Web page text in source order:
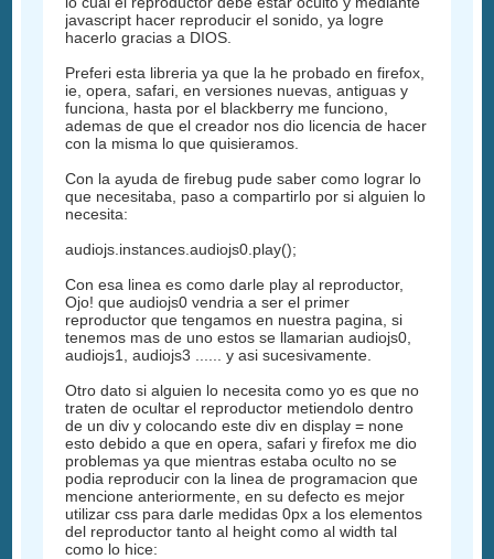
javascript hacer reproducir el sonido, ya logre
hacerlo gracias a DIOS.
Preferi esta libreria ya que la he probado en firefox,
ie, opera, safari, en versiones nuevas, antiguas y
funciona, hasta por el blackberry me funciono,
ademas de que el creador nos dio licencia de hacer
con la misma lo que quisieramos.
Con la ayuda de firebug pude saber como lograr lo
que necesitaba, paso a compartirlo por si alguien lo
necesita:
audiojs.instances.audiojs0.play();
Con esa linea es como darle play al reproductor,
Ojo! que audiojs0 vendria a ser el primer
reproductor que tengamos en nuestra pagina, si
tenemos mas de uno estos se llamarian audiojs0,
audiojs1, audiojs3 ...... y asi sucesivamente.
Otro dato si alguien lo necesita como yo es que no
traten de ocultar el reproductor metiendolo dentro
de un div y colocando este div en display = none
esto debido a que en opera, safari y firefox me dio
problemas ya que mientras estaba oculto no se
podia reproducir con la linea de programacion que
mencione anteriormente, en su defecto es mejor
utilizar css para darle medidas 0px a los elementos
del reproductor tanto al height como al width tal
como lo hice: